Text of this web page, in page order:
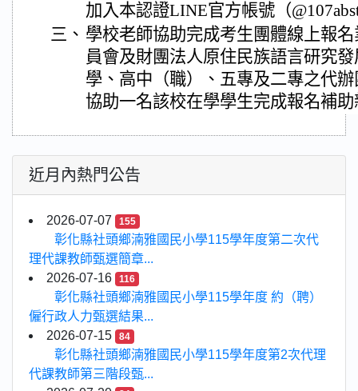
加入本認證LINE官方帳號（
三、 學校老師協助完成考生團體線上報
員會及財團法人原住民族語言研究
學、高中（職）、五專及二專之代
協助一名該校在學學生完成報名補
近月內熱門公告
2026-07-07 155
彰化縣社頭鄉湳雅國民小學115學年度第二次代
理代課教師甄選簡章...
2026-07-16
116
彰化縣社頭鄉湳雅國民小學115學年度 約（聘）
僱行政人力甄選結果...
2026-07-15
84
彰化縣社頭鄉湳雅國民小學115學年度第2次代理
代課教師第三階段甄...